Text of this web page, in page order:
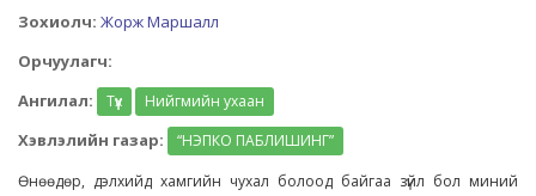
Зохиолч: Жорж Маршалл
Орчуулагч:
Ангилал:
Түүх Нийгмийн ухаан
Хэвлэлийн газар:
“НЭПКО ПАБЛИШИНГ”
Өнөөдөр, дэлхийд хамгийн чухал болоод байгаа зүйл бол миний